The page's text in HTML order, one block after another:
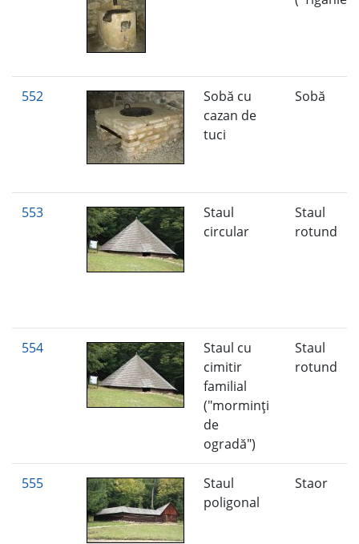
552
Sobă cu
cazan de
tuci
Sobă
553
Staul
circular
Staul
rotund
554
Staul cu
cimitir
familial
("morminţi
de
ogradă")
Staul
rotund
555
Staul
poligonal
Staor